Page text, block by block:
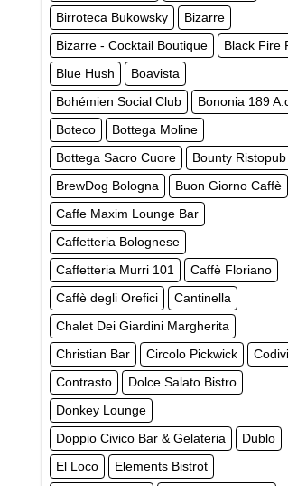
Birroteca Bukowsky
Bizarre
Bizarre - Cocktail Boutique
Black Fire
Blue Hush
Boavista
Bohémien Social Club
Bononia 189
Boteco
Bottega Moline
Bottega Sacro Cuore
Bounty Ristopub
BrewDog Bologna
Buon Giorno Caffè
Caffe Maxim Lounge Bar
Caffetteria Bolognese
Caffetteria Murri 101
Caffè Floriano
Caffè degli Orefici
Cantinella
Chalet Dei Giardini Margherita
Christian Bar
Circolo Pickwick
Contrasto
Dolce Salato Bistro
Donkey Lounge
Doppio Civico Bar & Gelateria
Dublo
El Loco
Elements Bistrot